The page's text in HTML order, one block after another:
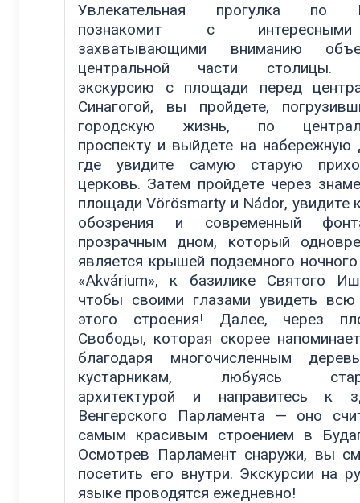
Увлекательная прогулка по
познакомит с
захватывающими вниманию
центральной части столицы.
экскурсию с площади перед
Синагогой, вы пройдете,
городскую жизнь, по
проспекту и выйдете на набережную
где увидите самую старую
церковь. Затем пройдете через
площади Vörösmarty и Nádor, увидите
обозрения и современный
прозрачным дном, который
является крышей подземного
«Аkvárium», к базилике Святого
чтобы своими глазами увидеть
этого строения! Далее, через
Свободы, которая скорее
благодаря многочисленным
кустарникам, любуясь
архитектурой и направитесь к
Венгерского Парламента — оно
самым красивым строением в
Осмотрев Парламент снаружи, вы
посетить его внутри. Экскурсии на
языке проводятся ежедневно!